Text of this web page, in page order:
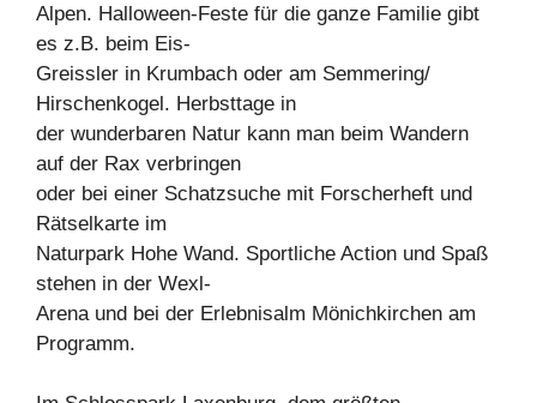
Alpen. Halloween-Feste für die ganze Familie gibt
es z.B. beim Eis-
Greissler in Krumbach oder am Semmering/
Hirschenkogel. Herbsttage in
der wunderbaren Natur kann man beim Wandern
auf der Rax verbringen
oder bei einer Schatzsuche mit Forscherheft und
Rätselkarte im
Naturpark Hohe Wand. Sportliche Action und Spaß
stehen in der Wexl-
Arena und bei der Erlebnisalm Mönichkirchen am
Programm.